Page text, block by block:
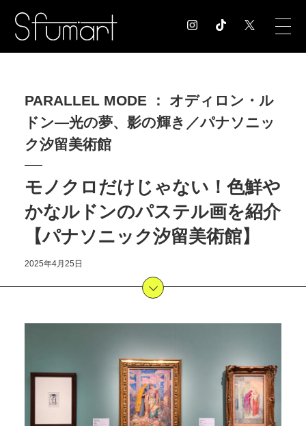
COLUMN コラム記事
EXHIBITION
NEWS お知らせ
CONTACT お問合せ
POLICY COMPANY
PARALLEL MODE ： オディロン・ル
ドン―光の夢、影の輝き／パナソニッ
ク汐留美術館
モノクロだけじゃない！色鮮や
かなルドンのパステル画を紹介
【パナソニック汐留美術館】
2025年4月25日